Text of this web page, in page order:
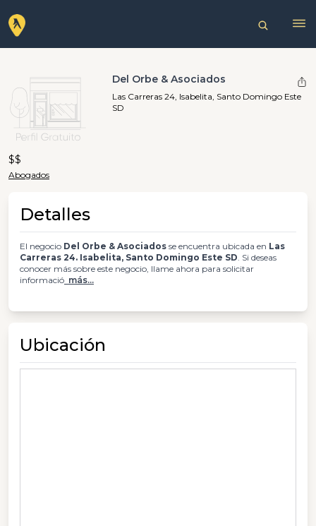
Del Orbe & Asociados
Las Carreras 24, Isabelita, Santo Domingo Este
SD
$$
Abogados
Detalles
El negocio Del Orbe & Asociados se encuentra ubicada en Las
Carreras 24. Isabelita, Santo Domingo Este SD. Si deseas
conocer más sobre este negocio, llame ahora para solicitar
informació más...
Ubicación